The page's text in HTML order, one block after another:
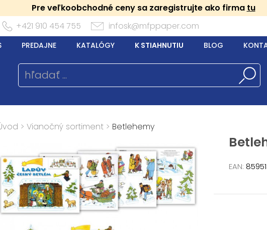
Pre veľkoobchodné ceny sa zaregistrujte ako firma tu
+421 910 454 755 infosk@mfppaper.com
PREDAJNE KATALÓGY K STIAHNUTIU BLOG
> Vianočný sortiment > Betlehemy
EAN: